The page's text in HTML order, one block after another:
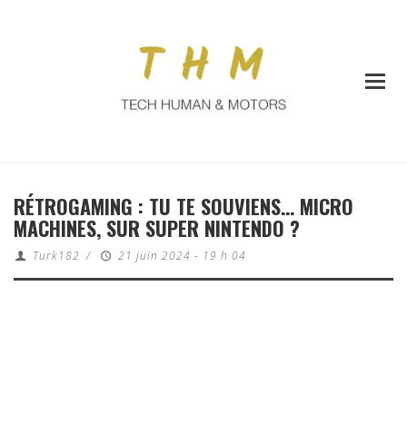
RÉTROGAMING : TU TE SOUVIENS… MICRO
MACHINES, SUR SUPER NINTENDO ?
Turk182 / 21 juin 2024 - 19 h 04